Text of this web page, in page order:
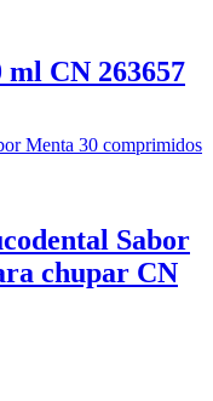
CN 263657
Sabor
chupar CN